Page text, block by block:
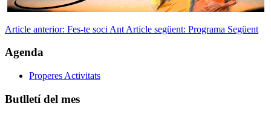
Article anterior: Fes-te soci Ant Article següent: Programa Següent
Agenda
Properes Activitats
Butlletí del mes